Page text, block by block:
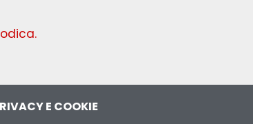
E COOKIE